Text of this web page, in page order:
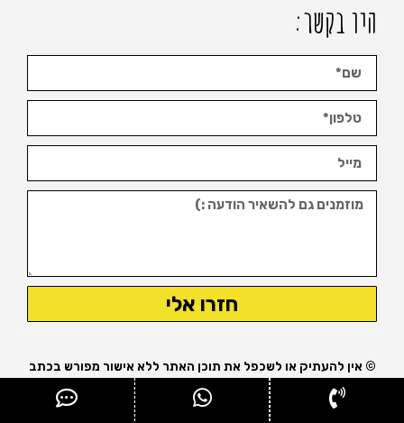
היו בקשר:
חזרו אלי
© אין להעתיק או לשכפל את תוכן האתר ללא אישור מפורש בכתב
מבעל האתר.
נבנה ומקודם ע"י עופר אטלס